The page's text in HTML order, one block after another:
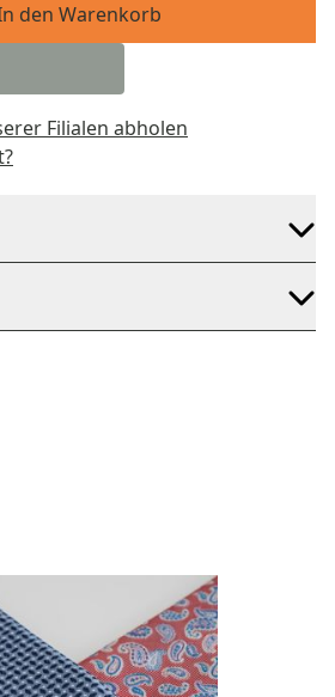
den Warenkorb
Filialen abholen